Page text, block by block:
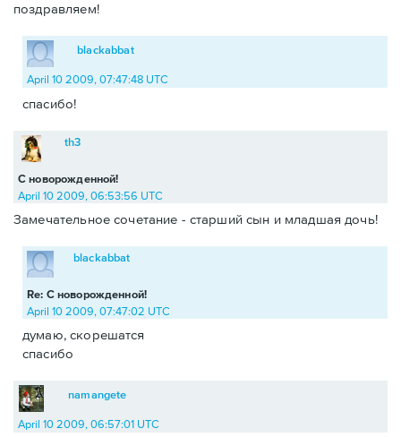
поздравляем!
blackabbat
April 10 2009, 07:47:48 UTC
спасибо!
С новорожденной!
th3
April 10 2009, 06:53:56 UTC
Замечательное сочетание - старший сын и младшая дочь!
Re: С новорожденной!
blackabbat
April 10 2009, 07:47:02 UTC
думаю, скорешатся
спасибо
namangete
April 10 2009, 06:57:01 UTC